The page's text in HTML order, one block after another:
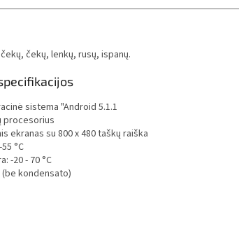
čekų, lenkų, rusų, ispanų.
sistema "Android 5.1.1
procesorius
ekranas su 800 x 480 taškų raiška
°C
-20 - 70 °C
kondensato)